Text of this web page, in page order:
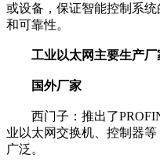
或设备，保证智能控制系
和可靠性。
工业以太网主要生产厂
国外厂家
西门子：推出了
业以太网交换机、控制器
广泛。